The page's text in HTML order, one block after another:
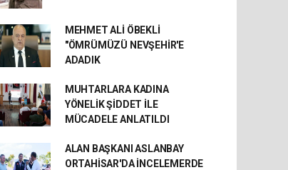
MEHMET ALİ ÖBEKLİ
"ÖMRÜMÜZÜ NEVŞEHİR'E
ADADIK
MUHTARLARA KADINA
YÖNELİK ŞİDDET İLE
MÜCADELE ANLATILDI
ALAN BAŞKANI ASLANBAY
ORTAHİSAR'DA İNCELEMERDE